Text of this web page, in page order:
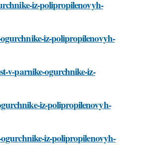
iz-polipropilenovyh-
iz-polipropilenovyh-
v-parnike-ogurchnike-iz-
iz-polipropilenovyh-
iz-polipropilenovyh-